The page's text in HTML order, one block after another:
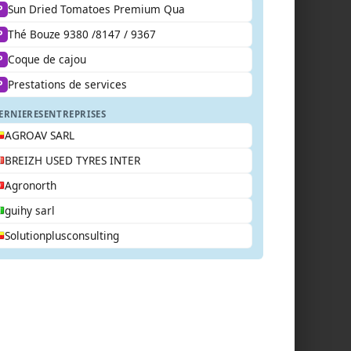
Sun Dried Tomatoes Premium Qua
Thé Bouze 9380 /8147 / 9367
Coque de cajou
Prestations de services
ENTREPRISES
AGROAV SARL
BREIZH USED TYRES INTER
Agronorth
guihy sarl
Solutionplusconsulting